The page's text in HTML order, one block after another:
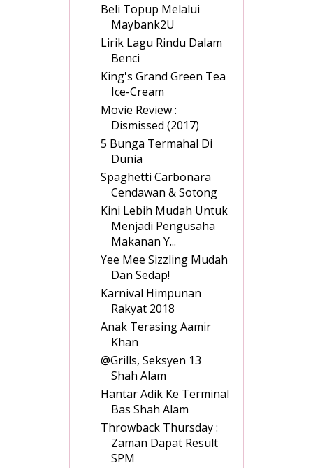
Beli Topup Melalui
Maybank2U
Lirik Lagu Rindu Dalam
Benci
King's Grand Green Tea
Ice-Cream
Movie Review :
Dismissed (2017)
5 Bunga Termahal Di
Dunia
Spaghetti Carbonara
Cendawan & Sotong
Kini Lebih Mudah Untuk
Menjadi Pengusaha
Makanan Y...
Yee Mee Sizzling Mudah
Dan Sedap!
Karnival Himpunan
Rakyat 2018
Anak Terasing Aamir
Khan
@Grills, Seksyen 13
Shah Alam
Hantar Adik Ke Terminal
Bas Shah Alam
Throwback Thursday :
Zaman Dapat Result
SPM